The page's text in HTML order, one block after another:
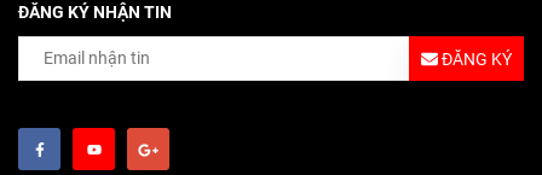
ĐĂNG KÝ NHẬN TIN
ĐĂNG KÝ